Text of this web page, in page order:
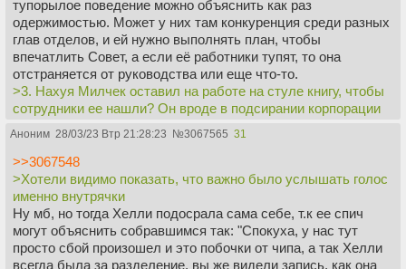
тупорылое поведение можно объяснить как раз
одержимостью. Может у них там конкуренция среди разных
глав отделов, и ей нужно выполнять план, чтобы
впечатлить Совет, а если её работники тупят, то она
отстраняется от руководства или еще что-то.
>3. Нахуя Милчек оставил на работе на стуле книгу, чтобы
сотрудники ее нашли? Он вроде в подсирании корпорации
Есть версия, что это часть плана руководства. Им не
работа сотрудников нужна, а исследование их реакции на
различные ситуации. Помнишь как в Лосте были те, кто
сидел в бункере и нажимал кнопку, а были те, кто следили
за этим. Но потом выяснилось, что следили также за теми,
кто следил.
>4. Когда Марк блеванул на улице после убийства чувака с
корпорации, я подумал, что копы найдут его ДНК (как
Аноним 28/03/23 Втр 21:28:23 №3067565 31
>>3067548
>Хотели видимо показать, что важно было услышать голос
именно внутрячки
Ну мб, но тогда Хелли подосрала сама себе, т.к ее спич
могут объяснить собравшимся так: "Спокуха, у нас тут
просто сбой произошел и это побочки от чипа, а так Хелли
всегда была за разделение, вы же видели запись, как она